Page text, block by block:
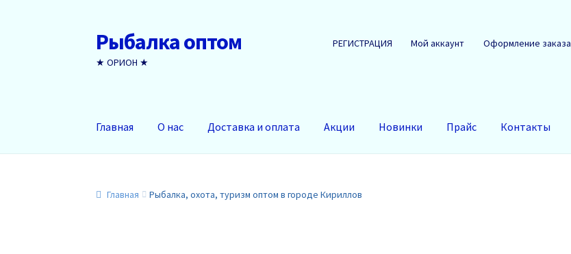
Перейти
к
навигации
Перейти
к
содержимому
Рыбалка оптом
★ ОРИОН ★
РЕГИСТРАЦИЯ Мой аккаунт Оформление заказа
Главная О нас Доставка и оплата Акции Новинки Прайс Контакты
Главная Рыбалка, охота, туризм оптом в городе Кириллов